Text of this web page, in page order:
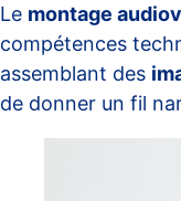
Le montage
compétences
assemblant des
de donner un fil